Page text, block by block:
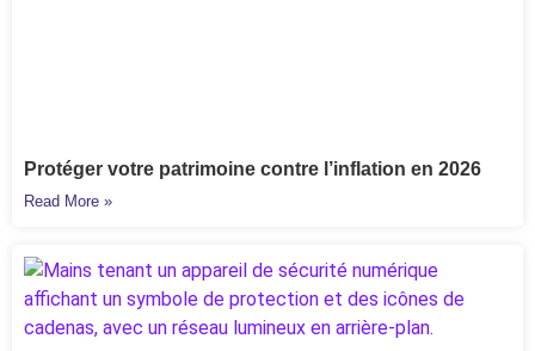
Protéger votre patrimoine contre l’inflation en 2026
Read More »